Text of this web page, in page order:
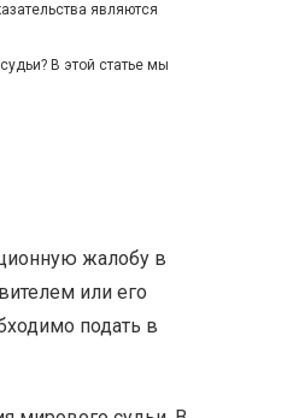
являются
В этой статье мы
жалобу в
или его
подать в